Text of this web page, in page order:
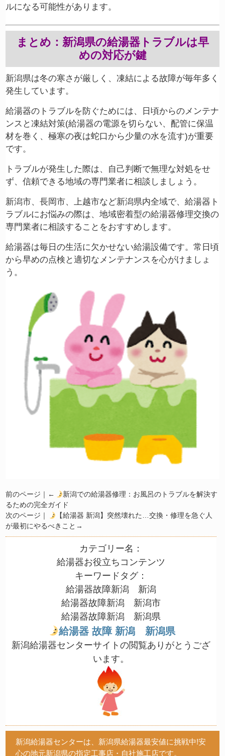
ルになる可能性があります。
まとめ：新潟県の給湯器トラブルは早
めの対応が鍵
新潟県は冬の寒さが厳しく、凍結による故障が毎年多く
発生しています。
給湯器のトラブルを防ぐためには、日頃からのメンテナ
ンスと凍結対策(給湯器の電源を切らない、配管に保温
材を巻く、極寒の夜は蛇口から少量の水を流す)が重要
です。
トラブルが発生した際は、自己判断で無理な対処をせ
ず、信頼できる地域の専門業者に相談しましょう。
新潟市、長岡市、上越市など新潟県内全域で、給湯器ト
ラブルにお悩みの際は、地域密着型の給湯器修理交換の
専門業者に相談することをおすすめします。
給湯器は毎日の生活に欠かせない給湯設備です。常日頃
から早めの点検と適切なメンテナンスを心がけましょ
う。
前のページ｜←
新潟での給湯器修理：お風呂のトラブルを解決す
るための完全ガイド
次のページ｜
【給湯器 新潟】突然壊れた…交換・修理を急ぐ人
が最初にやるべきこと →
カテゴリー名：
給湯器お役立ちコンテンツ
キーワードタグ：
給湯器故障新潟 新潟
給湯器故障新潟 新潟市
給湯器故障新潟 新潟県
給湯器 故障 新潟 新潟県
新潟給湯器センターサイトの閲覧ありがとうござ
います。
新潟給湯器センターは、新潟県給湯器最安値に挑戦中!安
心の地元新潟県の指定工事店・自社施工店です。